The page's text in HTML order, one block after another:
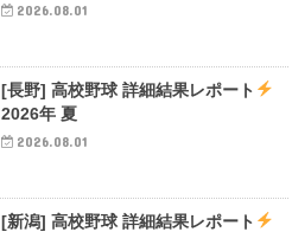
2026.08.01
[長野] 高校野球 詳細結果レポート
2026年 夏
2026.08.01
[新潟] 高校野球 詳細結果レポート